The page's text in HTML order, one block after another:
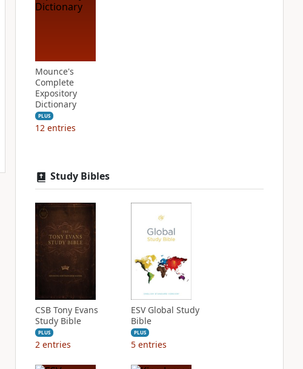
Mounce's
Complete
Expository
Dictionary
PLUS
12 entries
Study Bibles
CSB Tony Evans
Study Bible
PLUS
2 entries
ESV Global Study
Bible
PLUS
5 entries